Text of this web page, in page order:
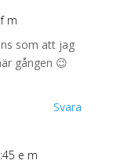
m
som att jag
gången 😉
Svara
e m